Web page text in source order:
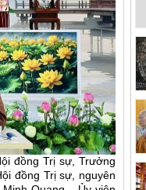
đồng Trị sự, Trưởng
đồng Trị sự, nguyên